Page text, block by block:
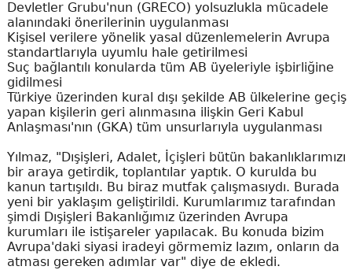
Devletler Grubu'nun (GRECO) yolsuzlukla mücadele
alanındaki önerilerinin uygulanması
Kişisel verilere yönelik yasal düzenlemelerin Avrupa
standartlarıyla uyumlu hale getirilmesi
Suç bağlantılı konularda tüm AB üyeleriyle işbirliğine
gidilmesi
Türkiye üzerinden kural dışı şekilde AB ülkelerine geçiş
yapan kişilerin geri alınmasına ilişkin Geri Kabul
Anlaşması'nın (GKA) tüm unsurlarıyla uygulanması
Yılmaz, "Dışişleri, Adalet, İçişleri bütün bakanlıklarımızı
bir araya getirdik, toplantılar yaptık. O kurulda bu
kanun tartışıldı. Bu biraz mutfak çalışmasıydı. Burada
yeni bir yaklaşım geliştirildi. Kurumlarımız tarafından
şimdi Dışişleri Bakanlığımız üzerinden Avrupa
kurumları ile istişareler yapılacak. Bu konuda bizim
Avrupa'daki siyasi iradeyi görmemiz lazım, onların da
atması gereken adımlar var" diye de ekledi.